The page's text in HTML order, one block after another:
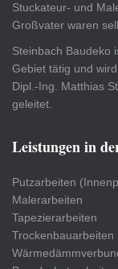
Stuckateur- und
Großvater waren
Steinbach Baudeko
Gebiet tätig und
Dipl.-Ing. Matthias
geleitet.
Leistungen in
Putzarbeiten
Malerarbeiten
Tapezierarbeiten
Trockenbauarbeiten